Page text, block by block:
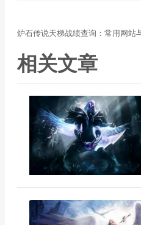
炉石传说天梯战绩查询：常用网站
相关文章